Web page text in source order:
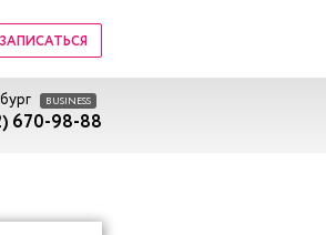
ЗАПИСАТЬСЯ
BUSINESS
670-98-88